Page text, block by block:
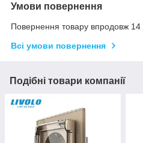
Умови повернення
Повернення товару впродовж 14
Всі умови повернення
Подібні товари компанії